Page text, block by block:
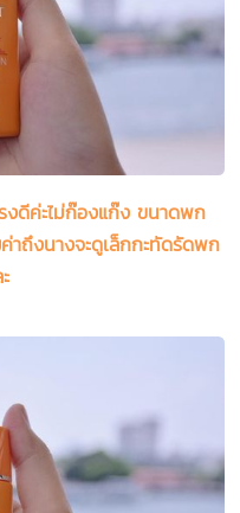
งดีค่ะไม่ก๊องแก๊ง ขนาดพก
าถึงนางจะดูเล็กกะทัดรัดพก